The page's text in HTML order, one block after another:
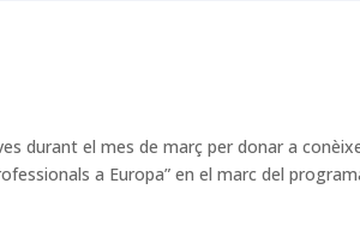
durant el mes de març per donar a
a Europa” en el marc del